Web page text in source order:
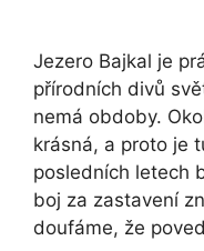
Jezero Bajkal je
přírodních divů
nemá obdoby.
krásná, a proto je
posledních letech
boj za zastavení
doufáme, že